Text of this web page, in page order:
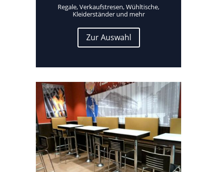
Regale, Verkaufstresen, Wühltische,
Kleiderständer und mehr
Zur Auswahl